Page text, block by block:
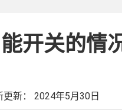
开关的情
新： 2024年5月30日